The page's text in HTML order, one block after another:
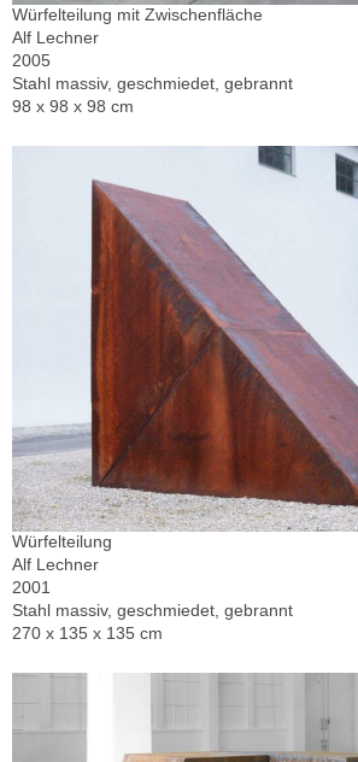
Würfelteilung mit Zwischenfläche
Alf Lechner
2005
Stahl massiv, geschmiedet, gebrannt
98 x 98 x 98 cm
Würfelteilung
Alf Lechner
2001
Stahl massiv, geschmiedet, gebrannt
270 x 135 x 135 cm